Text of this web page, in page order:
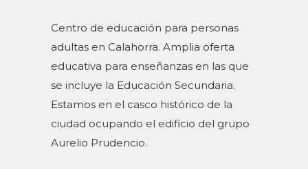
Centro de educación para personas
adultas en Calahorra. Amplia oferta
educativa para enseñanzas en las que
se incluye la Educación Secundaria.
Estamos en el casco histórico de la
ciudad ocupando el edificio del grupo
Aurelio Prudencio.